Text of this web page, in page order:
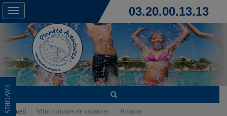
Toggle
navigation
03.20.00.13.13
FAVORIS
Accueil Ville colonies de vacances Roanne